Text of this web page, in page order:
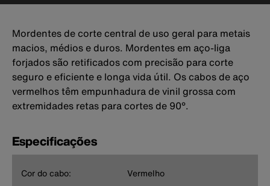
Mordentes de corte central de uso geral para metais
macios, médios e duros. Mordentes em aço-liga
forjados são retificados com precisão para corte
seguro e eficiente e longa vida útil. Os cabos de aço
vermelhos têm empunhadura de vinil grossa com
extremidades retas para cortes de 90°.
Especificações
Cor do cabo: Vermelho